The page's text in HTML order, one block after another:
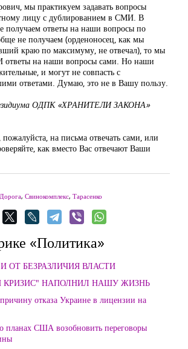
мы практикуем задавать вопросы
лицу с дублированием в СМИ. В
получаем ответы на наши вопросы по
не получаем (орденоносец, как мы
краю по максимуму, не отвечал), то мы
на наши вопросы сами. Но наши
и могут не совпасть с
ответами. Думаю, это не в Вашу пользу.
ОДПК «ХРАНИТЕЛИ ЗАКОНА»
на письма отвечать сами, или
как вместо Вас отвечают Ваши
Дорога, Свинокомплекс, Тарасенко
«Политика»
ОТ БЕЗРАЗЛИЧИЯ ВЛАСТИ
КРИЗИС" НАПОЛНИЛ НАШУ ЖИЗНЬ
отказа Украине в лицензии на
планах США возобновить переговоры